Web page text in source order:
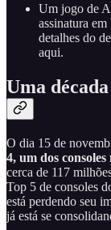
Um jogo de A
assinatura
detalhes do
aqui.
Uma
O dia 15 de
4, um dos
cerca de 117
Top 5 de consoles
está perdendo seu
já está se